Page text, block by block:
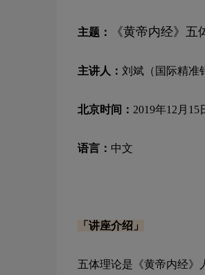
主题： 《黄帝内经》五
主讲人： 刘斌（国际精准
北京时间： 2019年12月
语言： 中文
「讲座介绍」
五体理论是《黄帝内经》